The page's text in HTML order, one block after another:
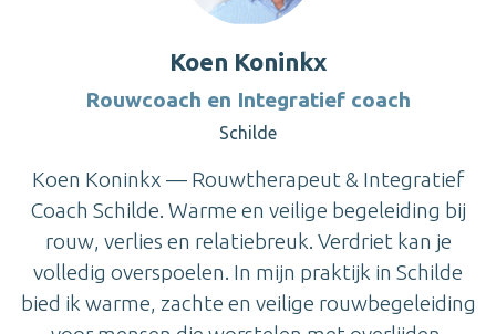
Koen Koninkx
Rouwcoach en Integratief coach
Schilde
Koen Koninkx — Rouwtherapeut & Integratief
Coach Schilde. Warme en veilige begeleiding bij
rouw, verlies en relatiebreuk. Verdriet kan je
volledig overspoelen. In mijn praktijk in Schilde
bied ik warme, zachte en veilige rouwbegeleiding